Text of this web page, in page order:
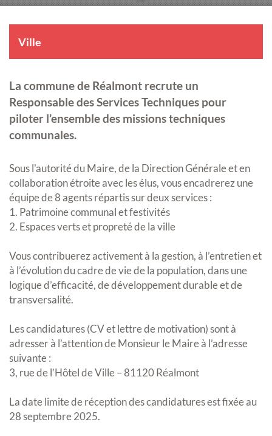
Ville
La commune de Réalmont recrute un
Responsable des Services Techniques pour
piloter l’ensemble des missions techniques
communales.
Sous l'autorité du Maire, de la Direction Générale et en
collaboration étroite avec les élus, vous encadrerez une
équipe de 8 agents répartis sur deux services :
1. Patrimoine communal et festivités
2. Espaces verts et propreté de la ville
Vous contribuerez activement à la gestion, à l’entretien et
à l’évolution du cadre de vie de la population, dans une
logique d’efficacité, de développement durable et de
transversalité.
Les candidatures (CV et lettre de motivation) sont à
adresser à l’attention de Monsieur le Maire à l’adresse
suivante :
3, rue de l’Hôtel de Ville – 81120 Réalmont
La date limite de réception des candidatures est fixée au
28 septembre 2025.